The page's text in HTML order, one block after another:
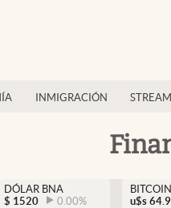
INMIGRACIÓN
DÓLAR BNA
$ 1520 0.00%
u$s